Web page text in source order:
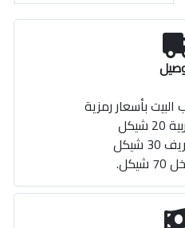
بأسعار رمزية